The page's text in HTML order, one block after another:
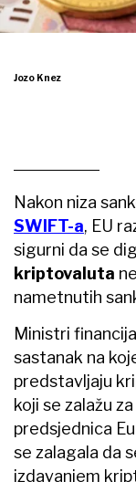
Jozo Knez
Nakon niza
SWIFT-a, EU
sigurni da se
kriptovaluta
nametnutih
Ministri
sastanak na
predstavljaju
koji se zalažu
predsjednica
se zalagala da
izdavanjem